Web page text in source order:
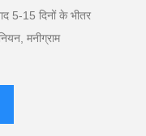
5-15 दिनों के भीतर
मनीग्राम